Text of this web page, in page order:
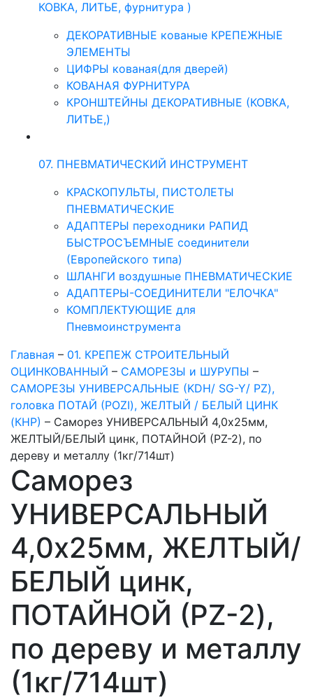
КОВКА, ЛИТЬЕ, фурнитура )
ДЕКОРАТИВНЫЕ кованые КРЕПЕЖНЫЕ
ЭЛЕМЕНТЫ
ЦИФРЫ кованая(для дверей)
КОВАНАЯ ФУРНИТУРА
КРОНШТЕЙНЫ ДЕКОРАТИВНЫЕ (КОВКА,
ЛИТЬЕ,)
07. ПНЕВМАТИЧЕСКИЙ ИНСТРУМЕНТ
КРАСКОПУЛЬТЫ, ПИСТОЛЕТЫ
ПНЕВМАТИЧЕСКИЕ
АДАПТЕРЫ переходники РАПИД
БЫСТРОСЪЕМНЫЕ соединители
(Европейского типа)
ШЛАНГИ воздушные ПНЕВМАТИЧЕСКИЕ
АДАПТЕРЫ-СОЕДИНИТЕЛИ "ЕЛОЧКА"
КОМПЛЕКТУЮЩИЕ для
Пневмоинструмента
Главная – 01. КРЕПЕЖ СТРОИТЕЛЬНЫЙ
ОЦИНКОВАННЫЙ – САМОРЕЗЫ и ШУРУПЫ –
САМОРЕЗЫ УНИВЕРСАЛЬНЫЕ (KDH/ SG-Y/ PZ),
головка ПОТАЙ (POZI), ЖЕЛТЫЙ / БЕЛЫЙ ЦИНК
(КНР) – Саморез УНИВЕРСАЛЬНЫЙ 4,0х25мм,
ЖЕЛТЫЙ/БЕЛЫЙ цинк, ПОТАЙНОЙ (PZ-2), по
дереву и металлу (1кг/714шт)
Саморез
УНИВЕРСАЛЬНЫЙ
4,0х25мм, ЖЕЛТЫЙ/
БЕЛЫЙ цинк,
ПОТАЙНОЙ (PZ-2),
по дереву и металлу
(1кг/714шт)